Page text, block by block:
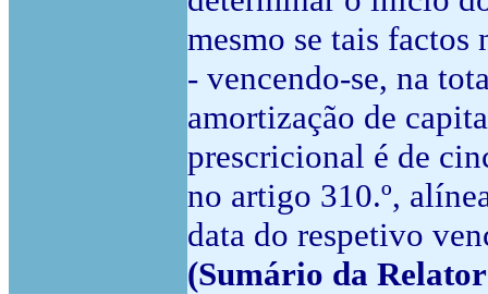
mesmo se tais factos
- vencendo-se, na
amortização de
prescricional é de
no artigo 310.º,
data do respetivo
(Sumário da